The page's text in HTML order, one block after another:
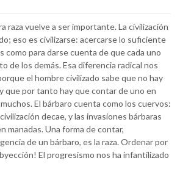
raza vuelve a ser importante. La civilización
eso es civilizarse: acercarse lo suficiente
como para darse cuenta de que cada uno
de los demás. Esa diferencia radical nos
el hombre civilizado sabe que no hay
que por tanto hay que contar de uno en
El bárbaro cuenta como los cuervos:
decae, y las invasiones bárbaras
manadas. Una forma de contar,
de un bárbaro, es la raza. Ordenar por
El progresismo nos ha infantilizado